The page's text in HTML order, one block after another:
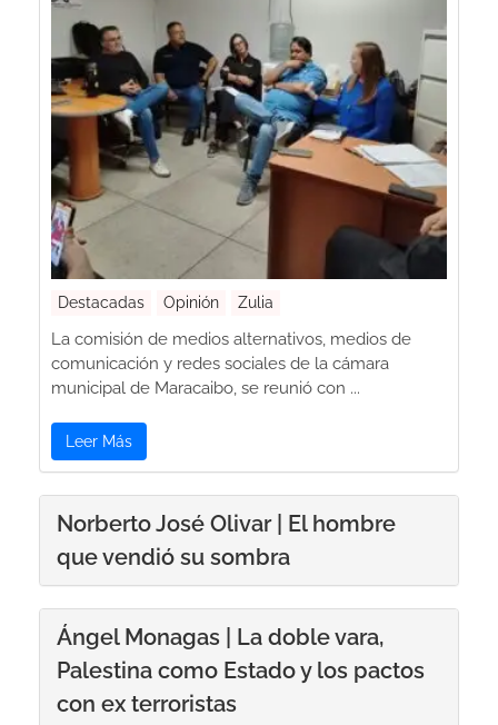
Destacadas Opinión Zulia
La comisión de medios alternativos, medios de
comunicación y redes sociales de la cámara
municipal de Maracaibo, se reunió con ...
Leer Más
Norberto José Olivar | El hombre
que vendió su sombra
Ángel Monagas | La doble vara,
Palestina como Estado y los pactos
con ex terroristas